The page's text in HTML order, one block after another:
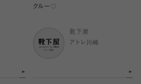
クルー♡
靴下屋
アトレ川崎